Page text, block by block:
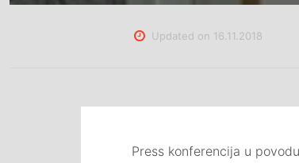
Updated on 16.11.2018
Press konferencija u